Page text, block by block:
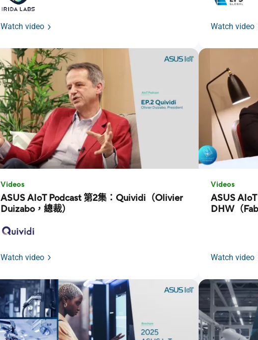
Watch video Watch video
Videos
ASUS AIoT Podcast 第2集：Quividi（Olivier
Duizabo，總裁）
Watch video
Videos
ASUS
DHW（
Watch video